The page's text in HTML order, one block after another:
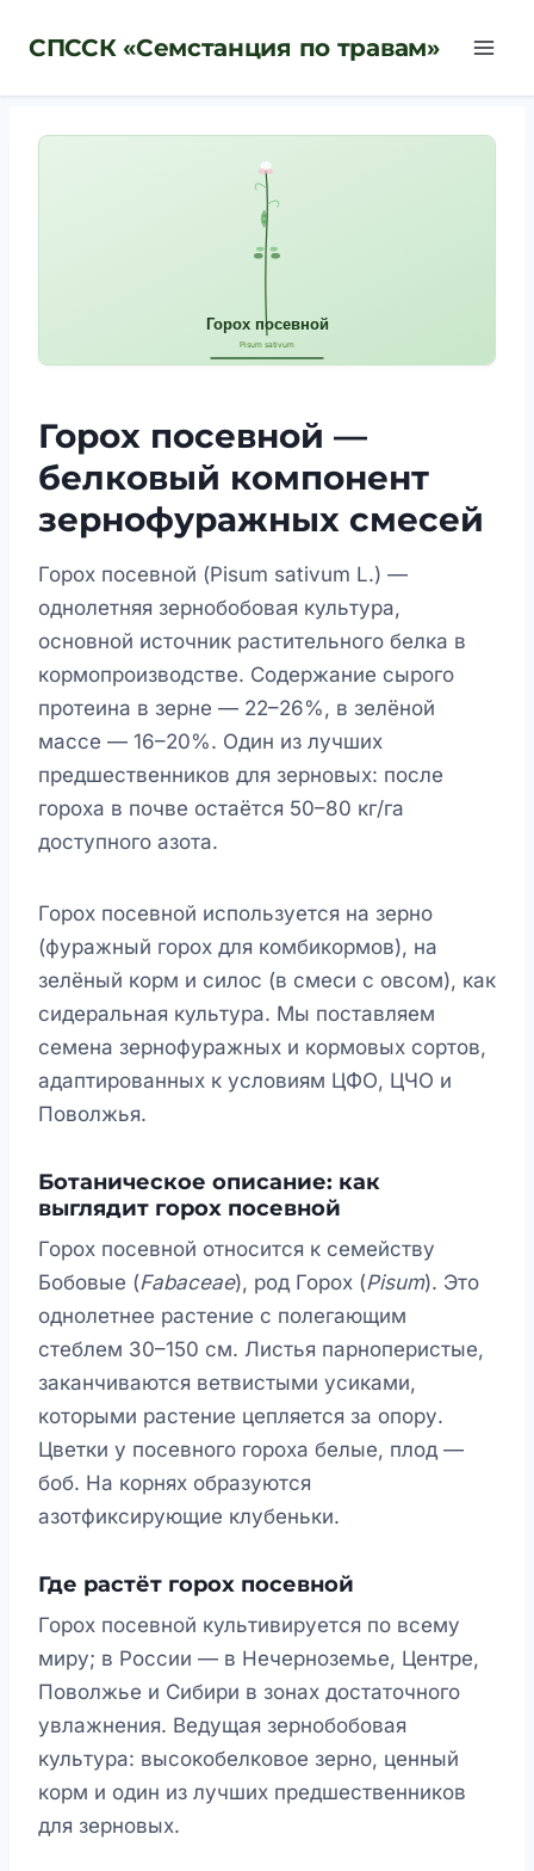
СПССК «Семстанция по травам»
Горох посевной —
белковый компонент
зернофуражных смесей
Горох посевной (Pisum sativum L.) —
однолетняя зернобобовая культура,
основной источник растительного белка в
кормопроизводстве. Содержание сырого
протеина в зерне — 22–26%, в зелёной
массе — 16–20%. Один из лучших
предшественников для зерновых: после
гороха в почве остаётся 50–80 кг/га
доступного азота.
Горох посевной используется на зерно
(фуражный горох для комбикормов), на
зелёный корм и силос (в смеси с овсом), как
сидеральная культура. Мы поставляем
семена зернофуражных и кормовых сортов,
адаптированных к условиям ЦФО, ЦЧО и
Поволжья.
Ботаническое описание: как
выглядит горох посевной
Горох посевной относится к семейству
Бобовые (Fabaceae), род Горох (Pisum). Это
однолетнее растение с полегающим
стеблем 30–150 см. Листья парноперистые,
заканчиваются ветвистыми усиками,
которыми растение цепляется за опору.
Цветки у посевного гороха белые, плод —
боб. На корнях образуются
азотфиксирующие клубеньки.
Где растёт горох посевной
Горох посевной культивируется по всему
миру; в России — в Нечерноземье, Центре,
Поволжье и Сибири в зонах достаточного
увлажнения. Ведущая зернобобовая
культура: высокобелковое зерно, ценный
корм и один из лучших предшественников
для зерновых.